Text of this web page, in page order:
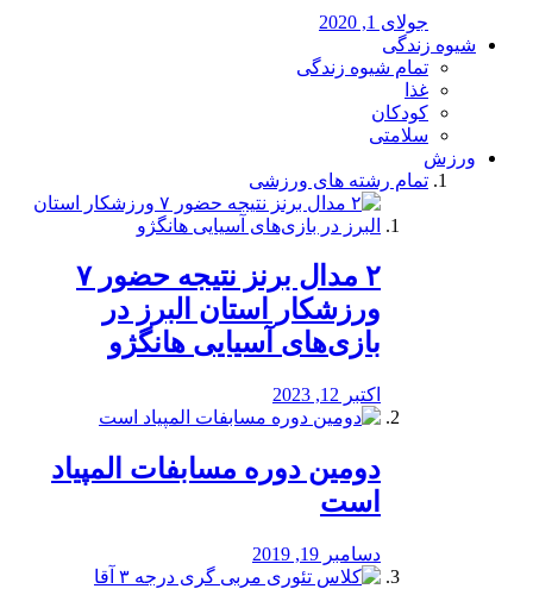
جولای 1, 2020
شیوه زندگی
تمام شیوه زندگی
غذا
کودکان
سلامتی
ورزش
تمام رشته های ورزشی
۲ مدال برنز نتیجه حضور ۷
ورزشکار استان البرز در
بازی‌های آسیایی هانگژو
اکتبر 12, 2023
دومین دوره مسابفات المپیاد
است
دسامبر 19, 2019